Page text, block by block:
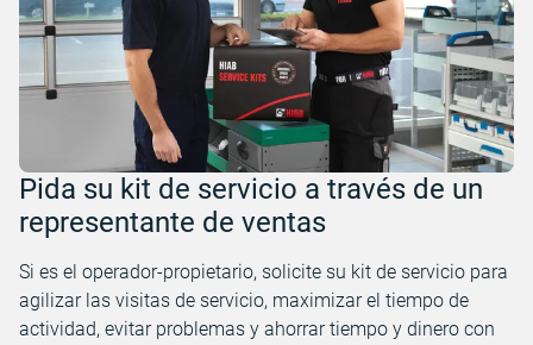
Pida su kit de servicio a través de un
representante de ventas
Si es el operador-propietario, solicite su kit de servicio para
agilizar las visitas de servicio, maximizar el tiempo de
actividad, evitar problemas y ahorrar tiempo y dinero con